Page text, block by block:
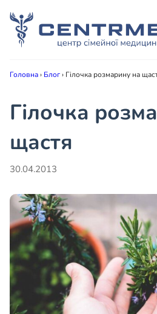
Головна› Блог› Гілочка розмарину на
Гілочка
щастя
30.04.2013